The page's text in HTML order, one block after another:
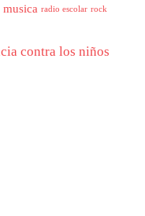
musica radio escolar rock